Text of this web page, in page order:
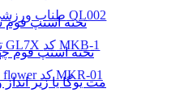
طناب ورزشی شماره انداز مدل QL002
توپ بسکتبال مدل GL7X کد MKB-1
روسری زنانه مدل flower کد MKR-01
تخته استپ فوم
تخته استپ فوم چهار
مت یوگا یا زیر